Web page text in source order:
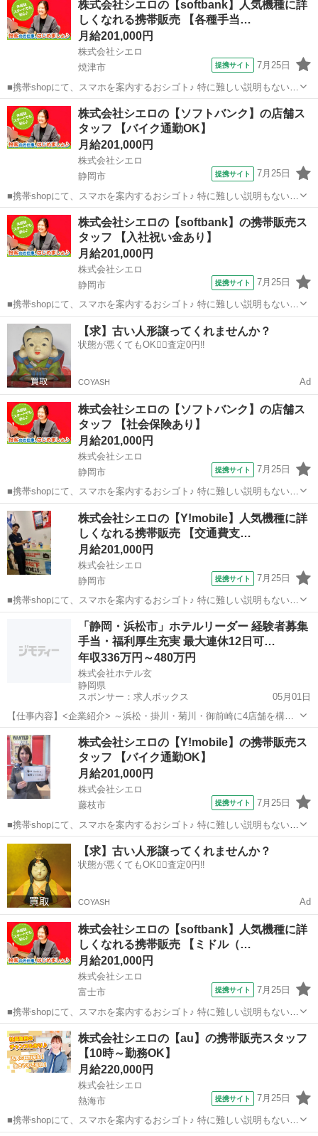
営など その他付随業務をお願いいたします。 多彩なキャリアパスをご
用意しております。 他の店舗、...
株式会社シエロの【softbank】人気機種に詳
しくなれる携帯販売 【各種手当…
月給201,000円
株式会社シエロ
焼津市
提携サイト 7月25日
■携帯shopにて、スマホを案内するおシゴト♪ 特に難しい説明もないの
で、ご安心を。新規契約、機種変更、 各種料金プランのご相談対応・
ご提案などをお願いします。 初めての方でも安心♪ あなた専属のコー
ディネーターが親切・丁...
静岡 焼津市 その他
株式会社シエロの【ソフトバンク】の店舗ス
タッフ 【バイク通勤OK】
月給201,000円
株式会社シエロ
静岡市
提携サイト 7月25日
■携帯shopにて、スマホを案内するおシゴト♪ 特に難しい説明もないの
で、ご安心を。新規契約、機種変更、 各種料金プランのご相談対応・
ご提案などをお願いします。 初めての方でも安心♪ あなた専属のコー
ディネーターが親切・丁...
静岡 静岡市 その他
株式会社シエロの【softbank】の携帯販売ス
タッフ 【入社祝い金あり】
月給201,000円
株式会社シエロ
静岡市
提携サイト 7月25日
■携帯shopにて、スマホを案内するおシゴト♪ 特に難しい説明もないの
で、ご安心を。新規契約、機種変更、 各種料金プランのご相談対応・
ご提案などをお願いします。 初めての方でも安心♪ あなた専属のコー
ディネーターが親切・丁...
静岡 静岡市 その他
【求】古い人形譲ってくれませんか？
状態が悪くてもOK🙆‍♀️査定0円‼️
COYASH Ad
株式会社シエロの【ソフトバンク】の店舗ス
タッフ 【社会保険あり】
月給201,000円
株式会社シエロ
静岡市
提携サイト 7月25日
■携帯shopにて、スマホを案内するおシゴト♪ 特に難しい説明もないの
で、ご安心を。新規契約、機種変更、 各種料金プランのご相談対応・
ご提案などをお願いします。 初めての方でも安心♪ あなた専属のコー
ディネーターが親切・丁...
静岡 静岡市 その他
株式会社シエロの【Y!mobile】人気機種に詳
しくなれる携帯販売 【交通費支…
月給201,000円
株式会社シエロ
静岡市
提携サイト 7月25日
■携帯shopにて、スマホを案内するおシゴト♪ 特に難しい説明もないの
で、ご安心を。新規契約、機種変更、 各種料金プランのご相談対応・
ご提案などをお願いします。 初めての方でも安心♪ あなた専属のコー
ディネーターが親切・丁...
その他
「静岡・浜松市」ホテルリーダー 経験者募集
手当・福利厚生充実 最大連休12日可…
年収336万円～480万円
株式会社ホテル玄
静岡県
スポンサー：求人ボックス
05月01日
【仕事内容】<企業紹介> ～浜松・掛川・菊川・御前崎に4店舗を構え
る「ホテル玄」にて、ホテルリーダー候補として、活躍してくださる
方を募集中です! 月の休みは9日あり、夜勤対応もほぼ無いため、プラ
イベートとの両立も可能です。 地域一...
正社員
株式会社シエロの【Y!mobile】の携帯販売ス
タッフ 【バイク通勤OK】
月給201,000円
株式会社シエロ
藤枝市
提携サイト 7月25日
■携帯shopにて、スマホを案内するおシゴト♪ 特に難しい説明もないの
で、ご安心を。新規契約、機種変更、 各種料金プランのご相談対応・
ご提案などをお願いします。 初めての方でも安心♪ あなた専属のコー
ディネーターが親切・丁...
静岡 藤枝市 その他
【求】古い人形譲ってくれませんか？
状態が悪くてもOK🙆‍♀️査定0円‼️
COYASH Ad
株式会社シエロの【softbank】人気機種に詳
しくなれる携帯販売 【ミドル（…
月給201,000円
株式会社シエロ
富士市
提携サイト 7月25日
■携帯shopにて、スマホを案内するおシゴト♪ 特に難しい説明もないの
で、ご安心を。新規契約、機種変更、 各種料金プランのご相談対応・
ご提案などをお願いします。 初めての方でも安心♪ あなた専属のコー
ディネーターが親切・丁...
静岡 富士市 その他
株式会社シエロの【au】の携帯販売スタッフ
【10時～勤務OK】
月給220,000円
株式会社シエロ
熱海市
提携サイト 7月25日
■携帯shopにて、スマホを案内するおシゴト♪ 特に難しい説明もないの